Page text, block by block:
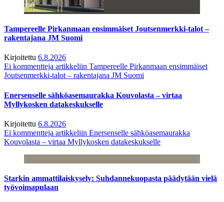
Tampereelle Pirkanmaan ensimmäiset Joutsenmerkki-talot –
rakentajana JM Suomi
Kirjoitettu 6.8.2026
Ei kommentteja artikkeliin Tampereelle Pirkanmaan ensimmäiset
Joutsenmerkki-talot – rakentajana JM Suomi
Enersenselle sähköasemaurakka Kouvolasta – virtaa
Myllykosken datakeskukselle
Kirjoitettu 6.8.2026
Ei kommentteja artikkeliin Enersenselle sähköasemaurakka
Kouvolasta – virtaa Myllykosken datakeskukselle
Starkin ammattilaiskysely: Suhdannekuopasta päädytään vielä
työvoimapulaan